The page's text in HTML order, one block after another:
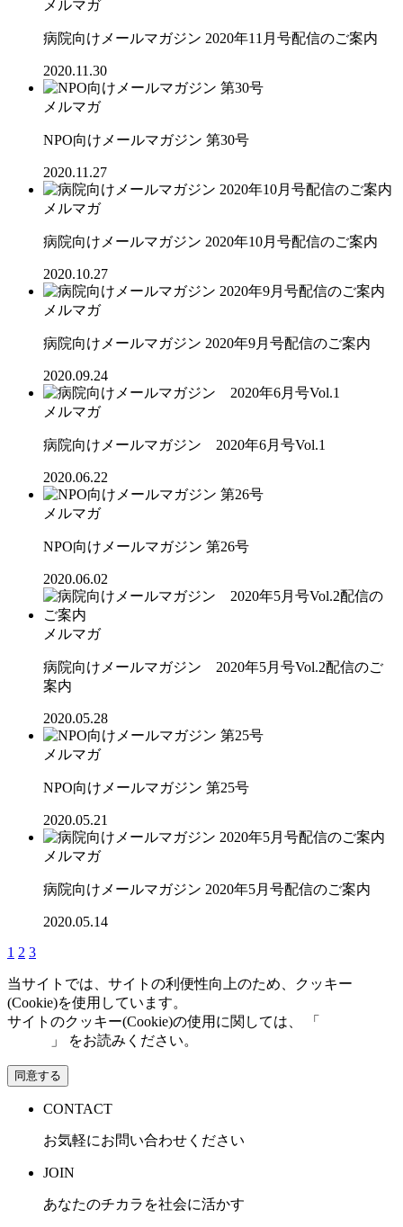
メルマガ
病院向けメールマガジン 2020年11月号配信のご案内
2020.11.30
メルマガ
NPO向けメールマガジン 第30号
2020.11.27
メルマガ
病院向けメールマガジン 2020年10月号配信のご案内
2020.10.27
メルマガ
病院向けメールマガジン 2020年9月号配信のご案内
2020.09.24
メルマガ
病院向けメールマガジン 2020年6月号Vol.1
2020.06.22
メルマガ
NPO向けメールマガジン 第26号
2020.06.02
メルマガ
病院向けメールマガジン 2020年5月号Vol.2配信のご
案内
2020.05.28
メルマガ
NPO向けメールマガジン 第25号
2020.05.21
メルマガ
病院向けメールマガジン 2020年5月号配信のご案内
2020.05.14
1 2 3
当サイトでは、サイトの利便性向上のため、クッキー
(Cookie)を使用しています。
サイトのクッキー(Cookie)の使用に関しては、 「
」 をお読みください。
同意する
CONTACT
お気軽にお問い合わせください
JOIN
あなたのチカラを社会に活かす